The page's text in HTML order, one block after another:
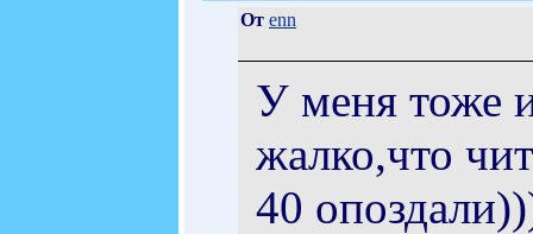
От enn
У меня тоже
жалко,что
40